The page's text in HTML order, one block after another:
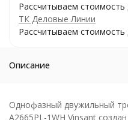
Рассчитываем стоимость
ТК Деловые Линии
Рассчитываем стоимость
Описание
Однофазный двужильный
A2665PL-1WH Vinsant